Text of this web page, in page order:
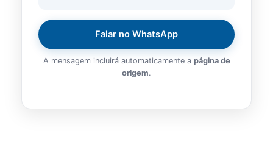
Falar no WhatsApp
A mensagem incluirá automaticamente a página de
origem.